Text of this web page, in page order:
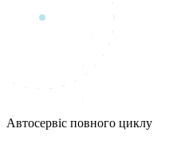
Автосервіс повного циклу